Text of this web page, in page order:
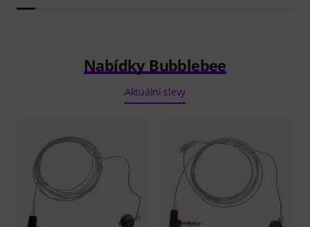
Nabídky Bubblebee
Aktuální slevy